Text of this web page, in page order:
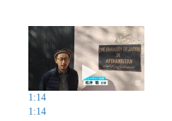
ム・マリコフさん
（30）はそのひらめき
を逃さなかった。【撮
影・大前仁】2023年8月
26日公開
動画を再生 タリ
1:14
1:14